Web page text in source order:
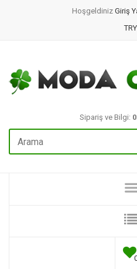
Hoşgeldiniz Giriş
TRY
Sipariş ve Bilgi: